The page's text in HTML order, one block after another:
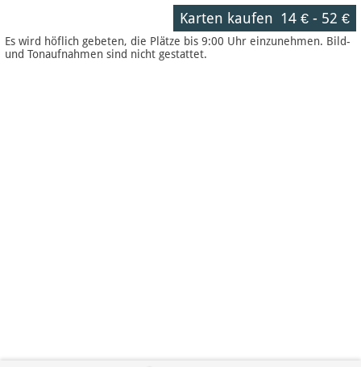
Karten kaufen 14 €- 52 €
Es wird höflich gebeten, die Plätze bis 9:00 Uhr einzunehmen. Bild-
und Tonaufnahmen sind nicht gestattet.